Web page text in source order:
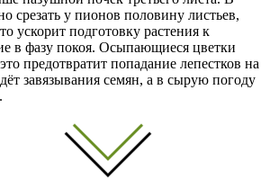
срезать у пионов половину листьев,
ускорит подготовку растения к
в фазу покоя. Осыпающиеся цветки
предотвратит попадание лепестков на
завязывания семян, а в сырую погоду